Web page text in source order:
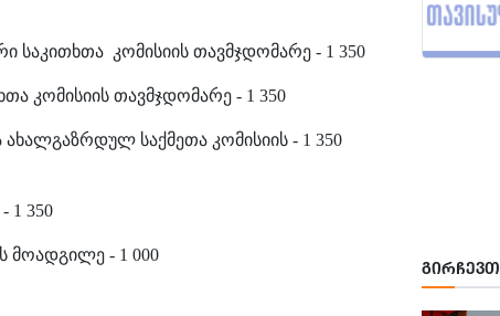
საკითხთა კომისიის თავმჯდომარე - 1 350
კომისიის თავმჯდომარე - 1 350
საქმეთა კომისიის - 1 350
1 350
მოადგილე - 1 000
ᲒᲘᲠᲩᲔᲕᲗ